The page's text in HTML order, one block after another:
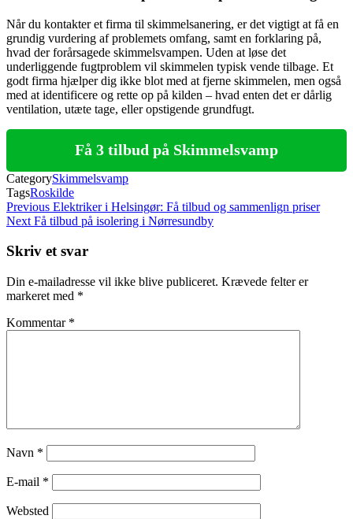
Når du kontakter et firma til skimmelsanering, er det vigtigt at få en
grundig vurdering af problemets omfang, samt en forklaring på,
hvad der forårsagede skimmelsvampen. Uden at løse det
underliggende fugtproblem vil skimmelen typisk vende tilbage. Et
godt firma hjælper dig ikke blot med at fjerne skimmelen, men også
med at identificere og rette op på kilden – hvad enten det er dårlig
ventilation, utæte tage, eller opstigende grundfugt.
Få 3 tilbud på Skimmelsvamp
CategorySkimmelsvamp
TagsRoskilde
Indlægsnavigation
Previous
Post
Previous Elektriker i Helsingør: Få tilbud og sammenlign priser
Next
Next Få tilbud på isolering i Nørresundby
Skriv et svar
Din e-mailadresse vil ikke blive publiceret. Krævede felter er
markeret med *
Kommentar *
Navn *
E-mail *
Websted